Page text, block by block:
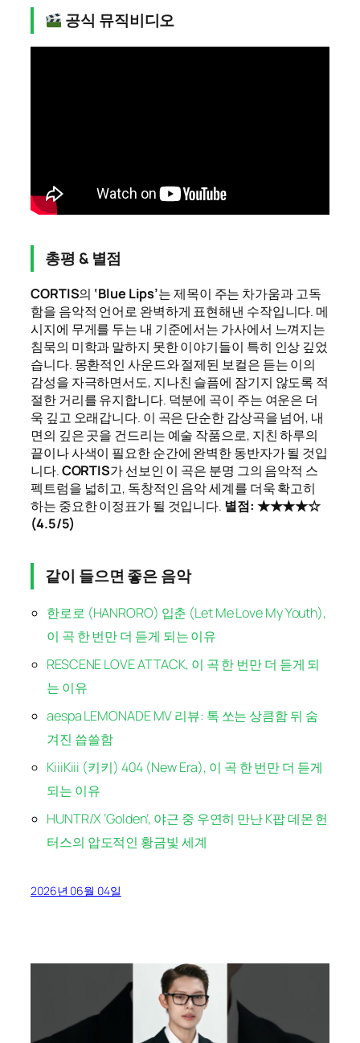
공식 뮤직비디오
총평 & 별점
CORTIS의 ‘Blue Lips’는 제목이 주는 차가움과 고독
함을 음악적 언어로 완벽하게 표현해낸 수작입니다. 메
시지에 무게를 두는 내 기준에서는 가사에서 느껴지는
침묵의 미학과 말하지 못한 이야기들이 특히 인상 깊었
습니다. 몽환적인 사운드와 절제된 보컬은 듣는 이의
감성을 자극하면서도, 지나친 슬픔에 잠기지 않도록 적
절한 거리를 유지합니다. 덕분에 곡이 주는 여운은 더
욱 깊고 오래갑니다. 이 곡은 단순한 감상곡을 넘어, 내
면의 깊은 곳을 건드리는 예술 작품으로, 지친 하루의
끝이나 사색이 필요한 순간에 완벽한 동반자가 될 것입
니다.CORTIS가 선보인 이 곡은 분명 그의 음악적 스
펙트럼을 넓히고, 독창적인 음악 세계를 더욱 확고히
하는 중요한 이정표가 될 것입니다. 별점: ★★★★☆
(4.5/5)
같이 들으면 좋은 음악
한로로 (HANRORO) 입춘 (Let Me Love My Youth),
이 곡 한 번만 더 듣게 되는 이유
RESCENE LOVE ATTACK, 이 곡 한 번만 더 듣게 되
는 이유
aespa LEMONADE MV 리뷰: 톡 쏘는 상큼함 뒤 숨
겨진 씁쓸함
KiiiKiii (키키) 404 (New Era), 이 곡 한 번만 더 듣게
되는 이유
HUNTR/X ‘Golden’, 야근 중 우연히 만난 K팝 데몬 헌
터스의 압도적인 황금빛 세계
2026년 06월 04일